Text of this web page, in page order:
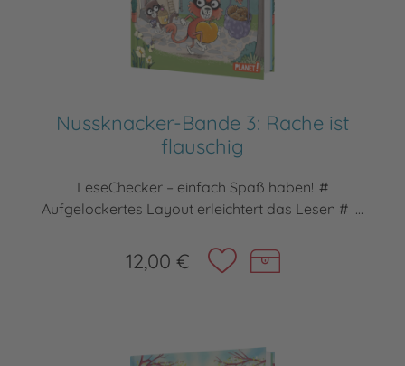
Nussknacker-Bande 3: Rache ist
flauschig
LeseChecker – einfach Spaß haben! #
Aufgelockertes Layout erleichtert das Lesen # ...
12,00 €